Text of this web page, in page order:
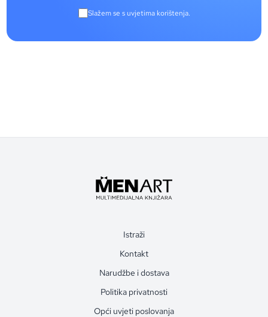
Slažem se s uvjetima korištenja.
Istraži
Kontakt
Narudžbe i dostava
Politika privatnosti
Opći uvjeti poslovanja